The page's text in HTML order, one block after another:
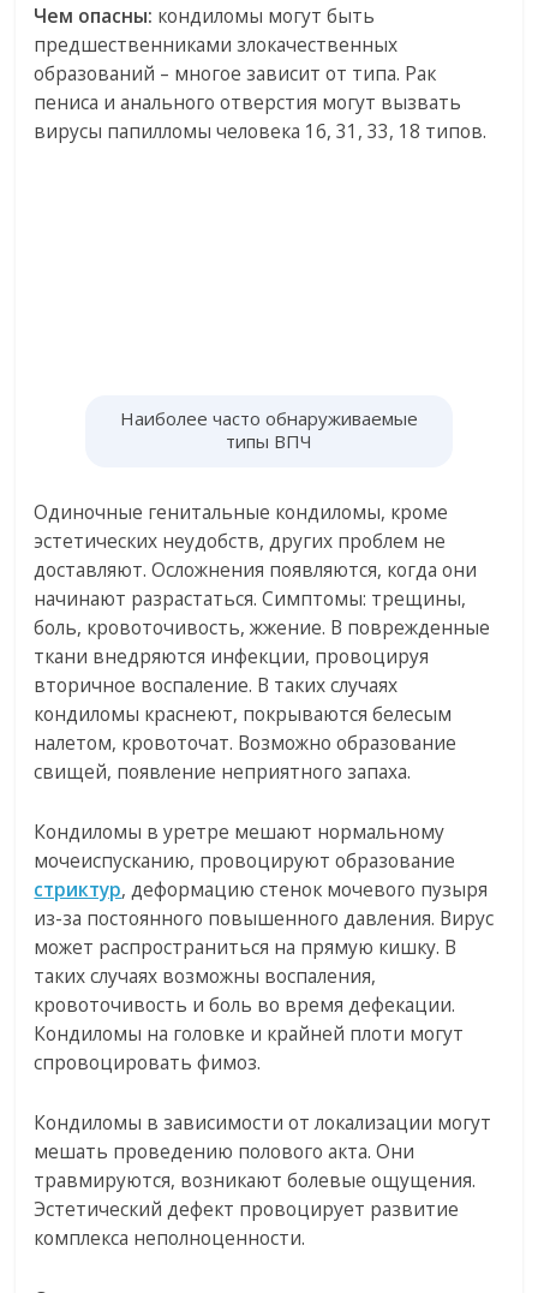
Чем опасны: кондиломы могут быть
предшественниками злокачественных
образований – многое зависит от типа. Рак
пениса и анального отверстия могут вызвать
вирусы папилломы человека 16, 31, 33, 18 типов.
Наиболее часто обнаруживаемые
типы ВПЧ
Одиночные генитальные кондиломы, кроме
эстетических неудобств, других проблем не
доставляют. Осложнения появляются, когда они
начинают разрастаться. Симптомы: трещины,
боль, кровоточивость, жжение. В поврежденные
ткани внедряются инфекции, провоцируя
вторичное воспаление. В таких случаях
кондиломы краснеют, покрываются белесым
налетом, кровоточат. Возможно образование
свищей, появление неприятного запаха.
Кондиломы в уретре мешают нормальному
мочеиспусканию, провоцируют образование
стриктур, деформацию стенок мочевого пузыря
из-за постоянного повышенного давления. Вирус
может распространиться на прямую кишку. В
таких случаях возможны воспаления,
кровоточивость и боль во время дефекации.
Кондиломы на головке и крайней плоти могут
спровоцировать фимоз.
Кондиломы в зависимости от локализации могут
мешать проведению полового акта. Они
травмируются, возникают болевые ощущения.
Эстетический дефект провоцирует развитие
комплекса неполноценности.